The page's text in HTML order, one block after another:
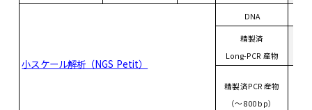
小スケール解析（NGS Petit）
DNA
精製済
Long-PCR 産物
精製済PCR 産物
（～ 800 bp）